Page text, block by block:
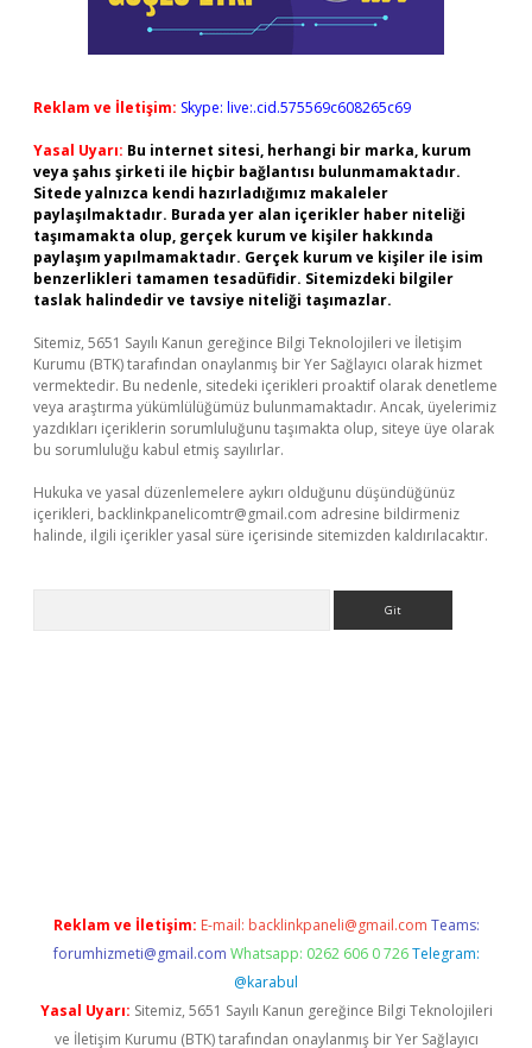
Reklam ve İletişim: Skype: live:.cid.575569c608265c69
Yasal Uyarı: Bu internet sitesi, herhangi bir marka, kurum
veya şahıs şirketi ile hiçbir bağlantısı bulunmamaktadır.
Sitede yalnızca kendi hazırladığımız makaleler
paylaşılmaktadır. Burada yer alan içerikler haber niteliği
taşımamakta olup, gerçek kurum ve kişiler hakkında
paylaşım yapılmamaktadır. Gerçek kurum ve kişiler ile isim
benzerlikleri tamamen tesadüfidir. Sitemizdeki bilgiler
taslak halindedir ve tavsiye niteliği taşımazlar.
Sitemiz, 5651 Sayılı Kanun gereğince Bilgi Teknolojileri ve İletişim
Kurumu (BTK) tarafından onaylanmış bir Yer Sağlayıcı olarak hizmet
vermektedir. Bu nedenle, sitedeki içerikleri proaktif olarak denetleme
veya araştırma yükümlülüğümüz bulunmamaktadır. Ancak, üyelerimiz
yazdıkları içeriklerin sorumluluğunu taşımakta olup, siteye üye olarak
bu sorumluluğu kabul etmiş sayılırlar.
Hukuka ve yasal düzenlemelere aykırı olduğunu düşündüğünüz
içerikleri, backlinkpanelicomtr@gmail.com adresine bildirmeniz
halinde, ilgili içerikler yasal süre içerisinde sitemizden kaldırılacaktır.
Reklam ve İletişim: E-mail: backlinkpaneli@gmail.com Teams:
forumhizmeti@gmail.com Whatsapp: 0262 606 0 726 Telegram:
@karabul
Yasal Uyarı: Sitemiz, 5651 Sayılı Kanun gereğince Bilgi Teknolojileri
ve İletişim Kurumu (BTK) tarafından onaylanmış bir Yer Sağlayıcı